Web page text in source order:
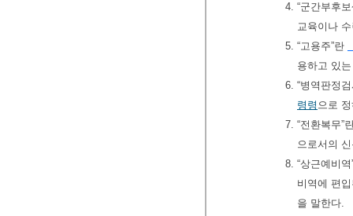
4. “군간부후
교육이나
5. “고용주”란
용하고 있
6. “병역판정
령령 으로
7. “전환복무”
으로서의
8. “상근예비
비역에 편
을 말한다.